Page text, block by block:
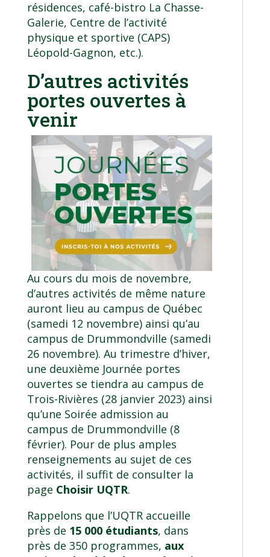
résidences, café-bistro La Chasse-
Galerie, Centre de l’activité
physique et sportive (CAPS)
Léopold-Gagnon, etc.).
D’autres activités
portes ouvertes à
venir
Au cours du mois de novembre,
d’autres activités de même nature
auront lieu au campus de Québec
(samedi 12 novembre) ainsi qu’au
campus de Drummondville (samedi
26 novembre). Au trimestre d’hiver,
une deuxième Journée portes
ouvertes se tiendra au campus de
Trois-Rivières (28 janvier 2023) ainsi
qu’une Soirée admission au
campus de Drummondville (8
février). Pour de plus amples
renseignements au sujet de ces
activités, il suffit de consulter la
page Choisir UQTR.
Rappelons que l’UQTR accueille
près de 15 000 étudiants, dans
près de 350 programmes, aux